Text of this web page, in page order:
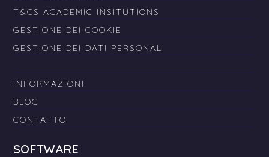
T&CS ACADEMIC INSITUTIONS
GESTIONE DEI COOKIE
GESTIONE DEI DATI PERSONALI
INFORMAZIONI
BLOG
CONTATTO
SOFTWARE